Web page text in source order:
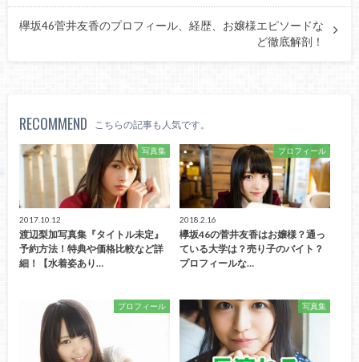
欅坂46菅井友香のプロフィール、経歴、お嬢様エピソードな
ど徹底解剖！
RECOMMEND こちらの記事も人気です。
写真集
2017.10.12
渡辺梨加写真集『タイトル未定』
予約方法！特典や価格比較など詳
細！【水着姿あり…
プロフィール
2018.2.16
欅坂46の菅井友香はお嬢様？通っ
ている大学は？売り子のバイト？
プロフィールな…
プロフィール 写真集